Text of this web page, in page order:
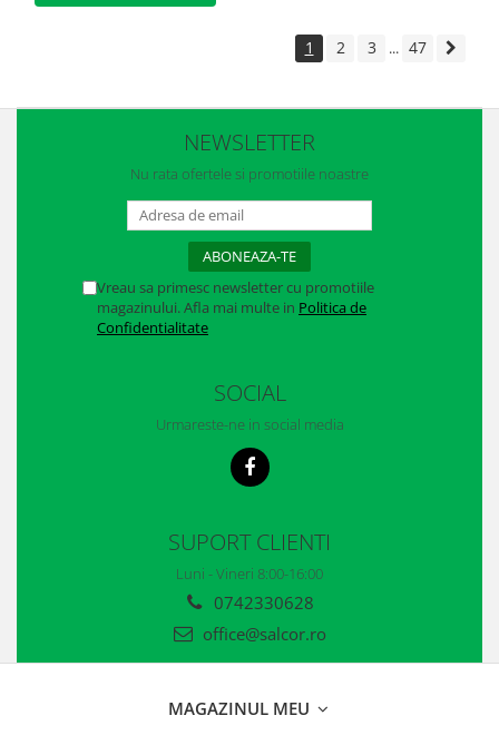
1 2 3 ... 47
NEWSLETTER
Nu rata ofertele si promotiile noastre
Vreau sa primesc newsletter cu promotiile
magazinului. Afla mai multe in Politica de
Confidentialitate
SOCIAL
Urmareste-ne in social media
SUPORT CLIENTI
Luni - Vineri 8:00-16:00
0742330628
office@salcor.ro
MAGAZINUL MEU